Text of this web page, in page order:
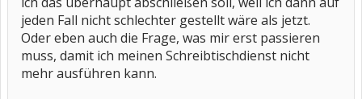
jeden Fall nicht schlechter gestellt wäre als jetzt.
Oder eben auch die Frage, was mir erst passieren
muss, damit ich meinen Schreibtischdienst nicht
mehr ausführen kann.